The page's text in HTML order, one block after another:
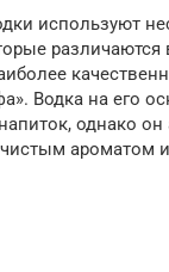
используют
Водка на его
однако
ароматом